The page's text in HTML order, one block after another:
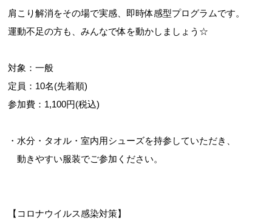
肩こり解消をその場で実感、即時体感型プログラムです。
運動不足の方も、みんなで体を動かしましょう☆
対象：一般
定員：10名(先着順)
参加費：1,100円(税込)
・水分・タオル・室内用シューズを持参していただき、
動きやすい服装でご参加ください。
【コロナウイルス感染対策】